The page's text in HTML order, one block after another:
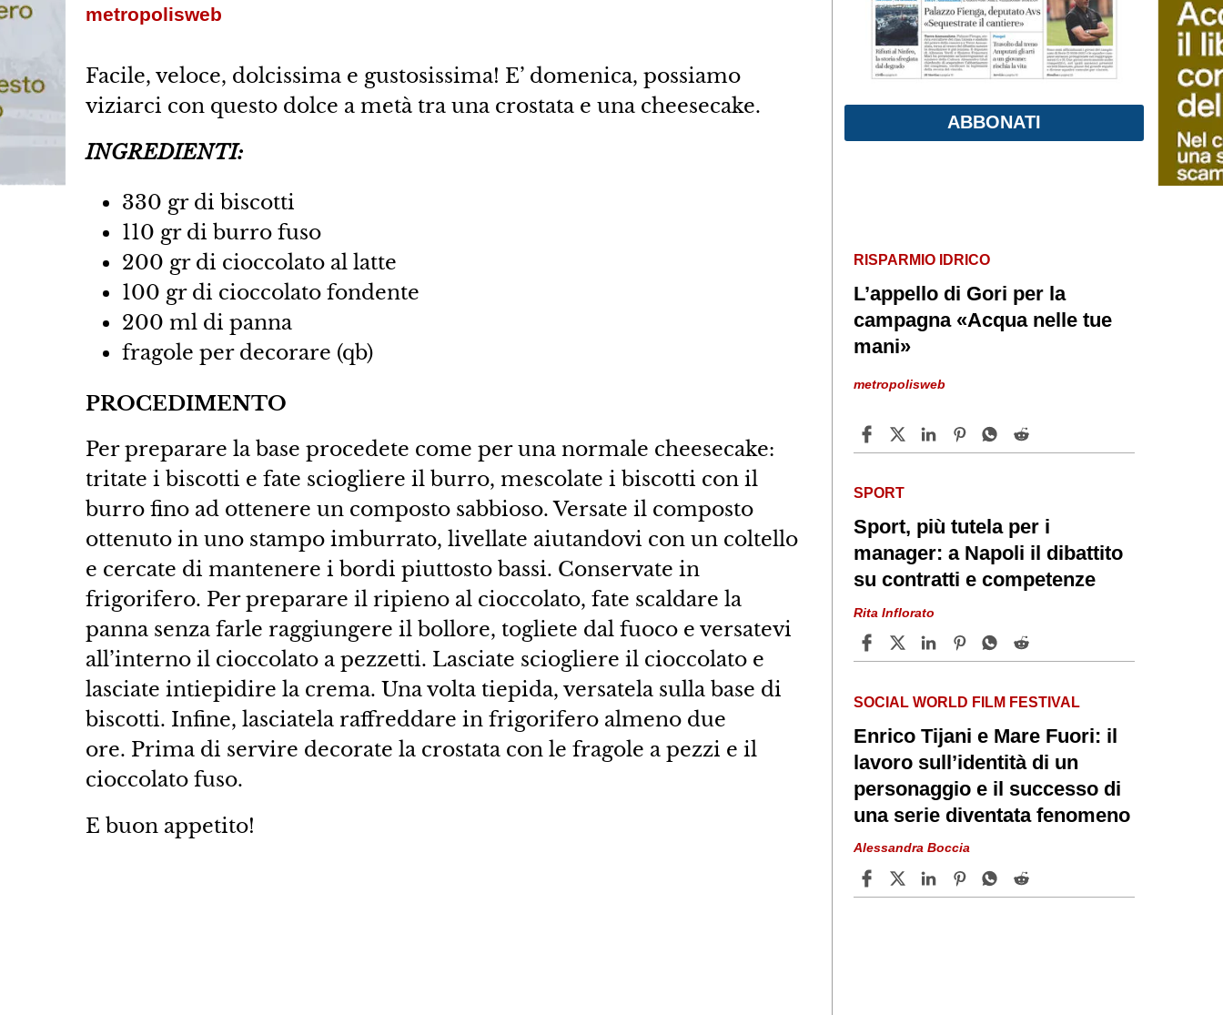
metropolisweb
Facile, veloce, dolcissima e gustosissima! E’ domenica, possiamo
viziarci con questo dolce a metà tra una crostata e una cheesecake.
INGREDIENTI:
330 gr di biscotti
110 gr di burro fuso
200 gr di cioccolato al latte
100 gr di cioccolato fondente
200 ml di panna
fragole per decorare (qb)
PROCEDIMENTO
Per preparare la base procedete come per una normale cheesecake:
tritate i biscotti e fate sciogliere il burro, mescolate i biscotti con il
burro fino ad ottenere un composto sabbioso. Versate il composto
ottenuto in uno stampo imburrato, livellate aiutandovi con un coltello
e cercate di mantenere i bordi piuttosto bassi. Conservate in
frigorifero. Per preparare il ripieno al cioccolato, fate scaldare la
panna senza farle raggiungere il bollore, togliete dal fuoco e versatevi
all’interno il cioccolato a pezzetti. Lasciate sciogliere il cioccolato e
lasciate intiepidire la crema. Una volta tiepida, versatela sulla base di
biscotti. Infine, lasciatela raffreddare in frigorifero almeno due
ore. Prima di servire decorate la crostata con le fragole a pezzi e il
cioccolato fuso.
E buon appetito!
ABBONATI
RISPARMIO IDRICO
L’appello di Gori per la
campagna «Acqua nelle tue
mani»
metropolisweb
SPORT
Sport, più tutela per i
manager: a Napoli il dibattito
su contratti e competenze
Rita Inflorato
SOCIAL WORLD FILM FESTIVAL
Enrico Tijani e Mare Fuori: il
lavoro sull’identità di un
personaggio e il successo di
una serie diventata fenomeno
Alessandra Boccia